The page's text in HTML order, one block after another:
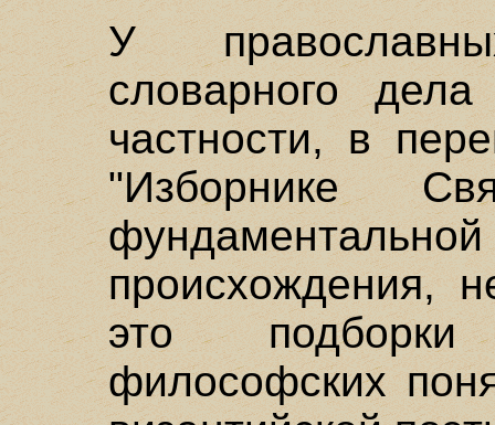
У
словарного
частности, в
"Изборнике
фундаментальной
происхождения,
это
философских